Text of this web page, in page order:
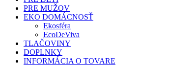
PRE MUŽOV
EKO DOMÁCNOSŤ
Ekosféra
EcoDeViva
TLAČOVINY
DOPLNKY
INFORMÁCIA O TOVARE